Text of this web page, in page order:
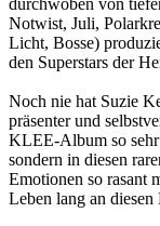
Notwist, Juli,
Licht, Bosse)
den Superstars der
Noch nie hat Suzie
präsenter und
KLEE-Album so
sondern in diesen
Emotionen so rasant
Leben lang an